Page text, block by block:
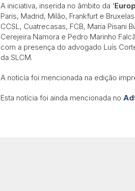
A iniciativa, inserida no âmbito da ‘
Paris, Madrid, Milão, Frankfurt e
CCSL, Cuatrecasas, FCB, Maria Pisani
Cerejeira Namora e Pedro Marinho
com a presença do advogado Luís
da SLCM.
A noticía foi mencionada na edição
Esta notícia foi ainda mencionada no